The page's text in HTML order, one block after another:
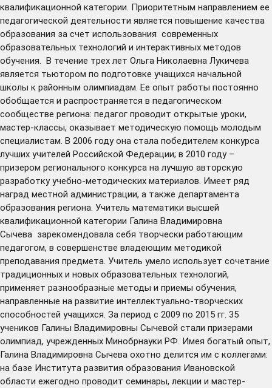
квалификационной категории. Приоритетным направлением ее
педагогической деятельности является повышение качества
образования за счет использования современных
образовательных технологий и интерактивных методов
обучения. В течение трех лет Ольга Николаевна Лукичева
является тьютором по подготовке учащихся начальной
школы к районным олимпиадам. Ее опыт работы постоянно
обобщается и распространяется в педагогическом
сообществе региона: педагог проводит открытые уроки,
мастер-классы, оказывает методическую помощь молодым
специалистам. В 2006 году она стала победителем конкурса
лучших учителей Российской Федерации; в 2010 году –
призером регионального конкурса на лучшую авторскую
разработку учебно-методических материалов. Имеет ряд
наград местной администрации, а также департамента
образования региона. Учитель математики высшей
квалификационной категории Галина Владимировна
Сычева зарекомендовала себя творчески работающим
педагогом, в совершенстве владеющим методикой
преподавания предмета. Учитель умело использует сочетание
традиционных и новых образовательных технологий,
применяет разнообразные методы и приемы обучения,
направленные на развитие интеллектуально-творческих
способностей учащихся. За период с 2009 по 2015 гг. 35
учеников Галины Владимировны Сычевой стали призерами
олимпиад, учрежденных Минобрнауки РФ. Имея богатый опыт,
Галина Владимировна Сычева охотно делится им с коллегами:
на базе Института развития образования Ивановской
области ежегодно проводит семинары, лекции и мастер-